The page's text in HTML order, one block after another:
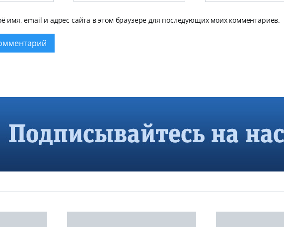
имя, email и адрес сайта в этом браузере для последующих моих комментариев.